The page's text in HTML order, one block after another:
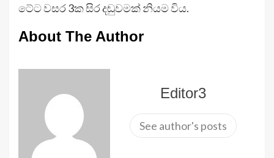
ටේට වසර 3ක සිර දඬුවමක් නියම විය.
About The Author
Editor3
See author's posts